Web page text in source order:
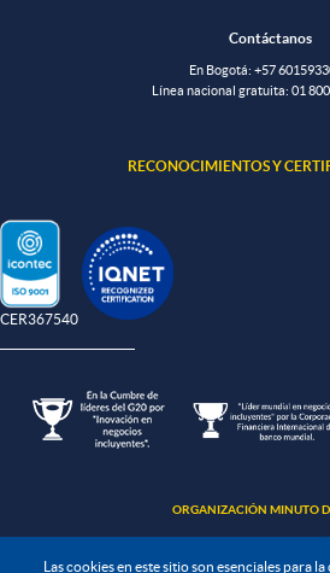
Las cookies en este sitio son esenciales para
Contáctanos
En Bogotá: +57
Línea nacional gratuita: 01
RECONOCIMIENTOS Y
CER367540
ORGANIZACIÓN MINUTO